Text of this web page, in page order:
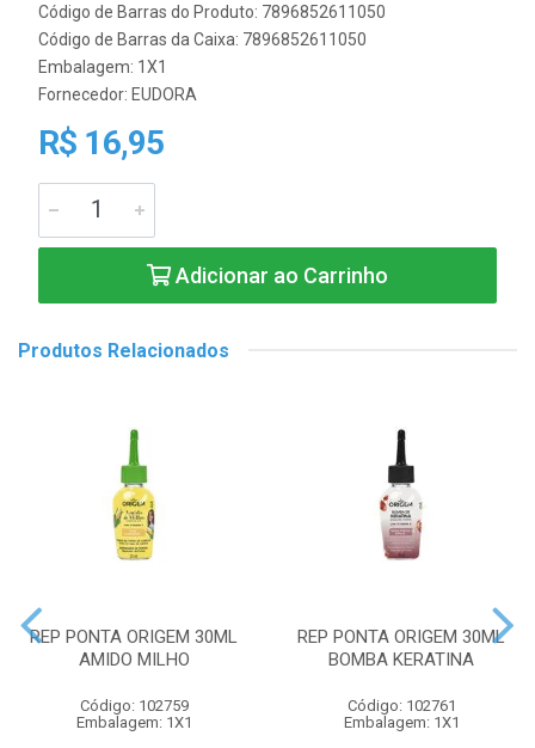
Código de Barras do Produto: 7896852611050
Código de Barras da Caixa: 7896852611050
Embalagem: 1X1
Fornecedor: EUDORA
R$ 16,95
Adicionar ao Carrinho
Produtos Relacionados
REP PONTA ORIGEM 30ML
AMIDO MILHO
Código: 102759
Embalagem: 1X1
REP PONTA ORIGEM 30ML
BOMBA KERATINA
Código: 102761
Embalagem: 1X1